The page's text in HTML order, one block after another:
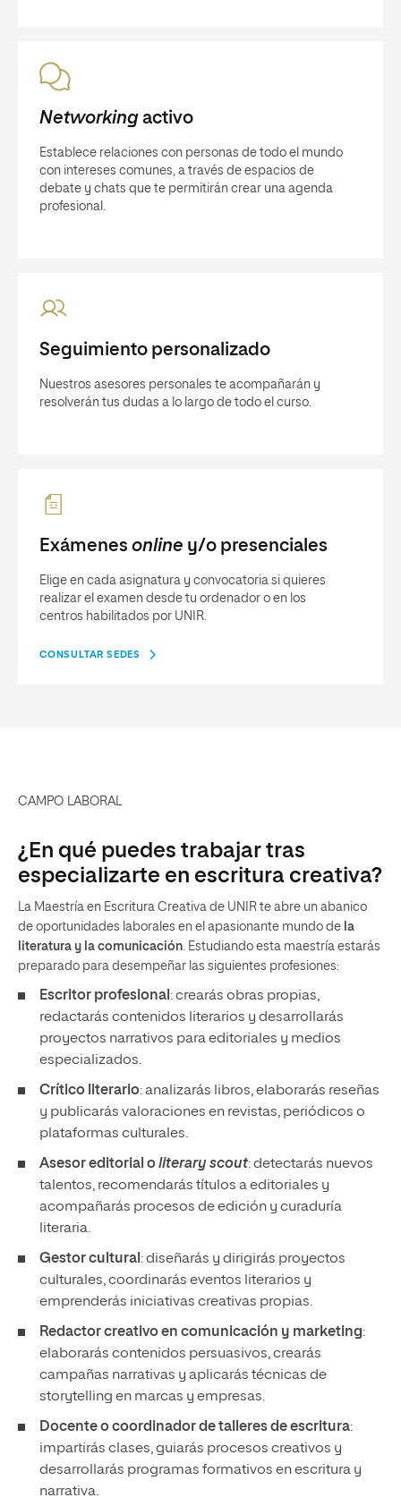
Networkingactivo
Establece relaciones con personas de todo el mundo
con intereses comunes, a través de espacios de
debate y chats que te permitirán crear una agenda
profesional.
Seguimiento personalizado
Nuestros asesores personales te acompañarán y
resolverán tus dudas a lo largo de todo el curso.
Exámenes online y/o presenciales
Elige en cada asignatura y convocatoria si quieres
realizar el examen desde tu ordenador o en los
centros habilitados por UNIR.
CONSULTAR SEDES
CAMPO LABORAL
¿En qué puedes trabajar tras
especializarte en escritura creativa?
La Maestría en Escritura Creativa de UNIR te abre un abanico
de oportunidades laborales en el apasionante mundo de la
literatura y la comunicación. Estudiando esta maestría estarás
preparado para desempeñar las siguientes profesiones:
Escritor profesional : crearás obras propias,
redactarás contenidos literarios y desarrollarás
proyectos narrativos para editoriales y medios
especializados.
Crítico literario: analizarás libros, elaborarás reseñas
y publicarás valoraciones en revistas, periódicos o
plataformas culturales.
Asesor editorial oliterary scout: detectarás nuevos
talentos, recomendarás títulos a editoriales y
acompañarás procesos de edición y curaduría
literaria.
Gestor cultural : diseñarás y dirigirás proyectos
culturales, coordinarás eventos literarios y
emprenderás iniciativas creativas propias.
Redactor creativo en comunicación y marketing:
elaborarás contenidos persuasivos, crearás
campañas narrativas y aplicarás técnicas de
storytelling en marcas y empresas.
Docente o coordinador de talleres de escritura:
impartirás clases, guiarás procesos creativos y
desarrollarás programas formativos en escritura y
narrativa.